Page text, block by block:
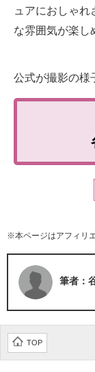
ュアにおしゃ
な雰囲気が楽し
公式が撮影の様
※本ページはアフィリ
筆者：
TOP